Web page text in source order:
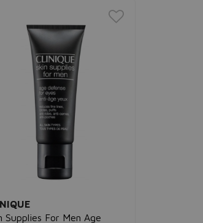
Supplies For Men Age